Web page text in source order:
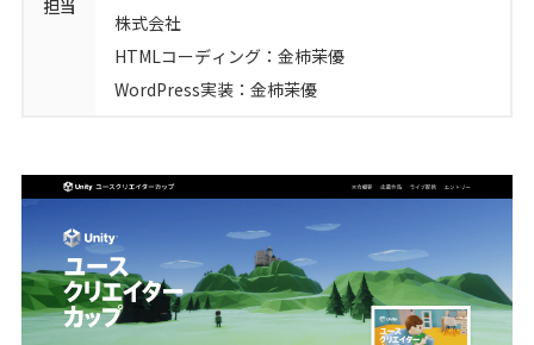
担当
株式会社
HTMLコーディング：金柿茉優
WordPress実装：金柿茉優